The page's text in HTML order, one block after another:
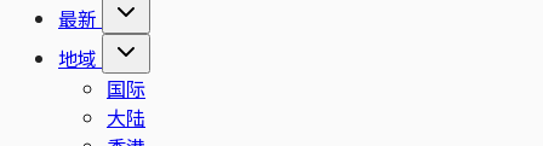
最新
地域
国际
大陆